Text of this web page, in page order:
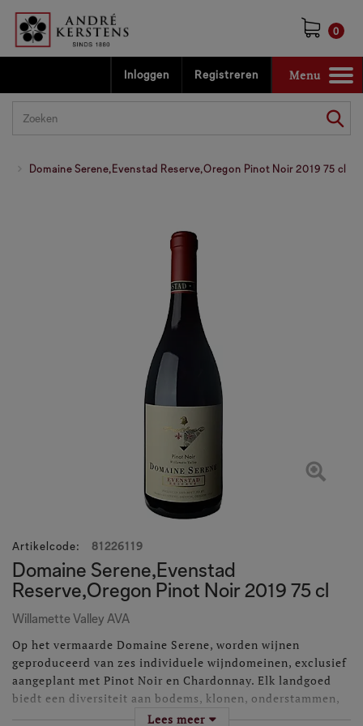
0
Inloggen Registreren
Toggle
navigation
Menu
Domaine Serene,Evenstad Reserve,Oregon Pinot Noir 2019 75 cl
Artikelcode: 81226119
Domaine Serene,Evenstad
Reserve,Oregon Pinot Noir 2019 75 cl
Willamette Valley AVA
Op het vermaarde Domaine Serene, worden wijnen
geproduceerd van zes individuele wijndomeinen, exclusief
aangeplant met Pinot Noir en Chardonnay. Elk landgoed
biedt een diversiteit aan bodems, klonen, onderstammen,
microklimaten, hellingen en verhogingen die de wijnen hun
Lees meer